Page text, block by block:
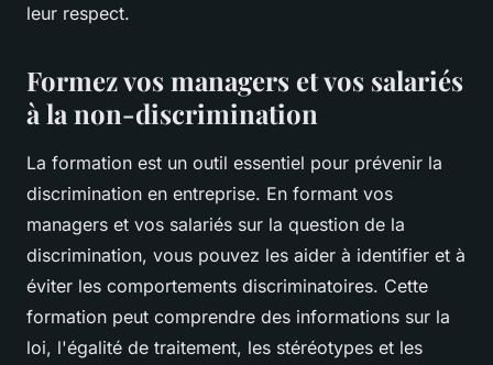
leur respect.
Formez vos managers et vos salariés
à la non-discrimination
La formation est un outil essentiel pour prévenir la
discrimination en entreprise. En formant vos
managers et vos salariés sur la question de la
discrimination, vous pouvez les aider à identifier et à
éviter les comportements discriminatoires. Cette
formation peut comprendre des informations sur la
loi, l'égalité de traitement, les stéréotypes et les